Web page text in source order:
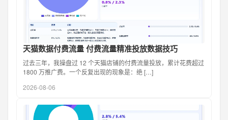
天猫数据付费流量 付费流量精准投放数据技巧
过去三年，我操盘过 12 个天猫店铺的付费流量投放，累计花费超过
1800 万推广费。一个反复出现的现象是：绝 […]
2026-08-06